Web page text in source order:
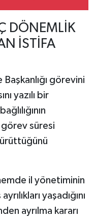
DÖNEMLİK
İSTİFA
görevini
yazılı bir
süresi
il yönetiminin
yaşadığını
ayrılma kararı